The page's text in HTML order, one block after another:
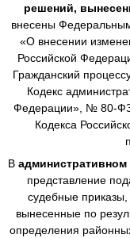
решений,
внесены
«О внесении
Российской
Гражданский
Кодекс
Федерации», № 80-ФЗ
Кодекса
В административном
представление
судебные
вынесенные по
определения